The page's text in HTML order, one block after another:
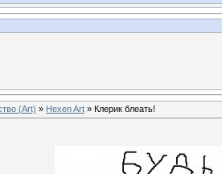
(Art) » Hexen Art » Клерик блеать!